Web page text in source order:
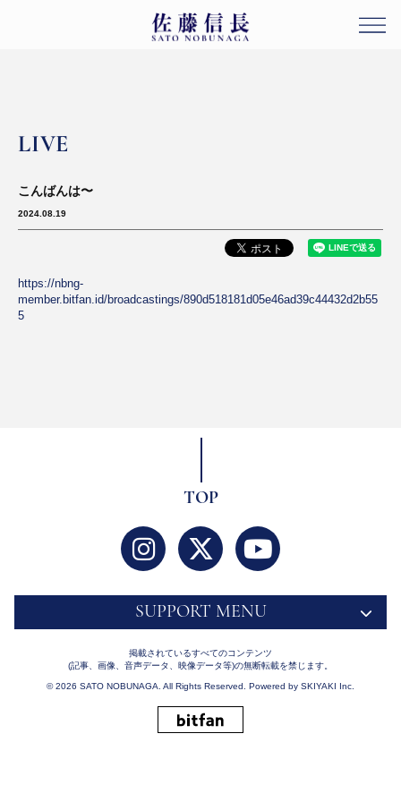
LIVE
こんばんは〜
2024.08.19
https://nbng-
member.bitfan.id/broadcastings/890d518181d05e46ad39c44432d2b55
5
TOP
SUPPORT MENU
掲載されているすべてのコンテンツ
(記事、画像、音声データ、映像データ等)の無断転載を禁じます。
© 2026 SATO NOBUNAGA. All Rights Reserved. Powered by SKIYAKI Inc.